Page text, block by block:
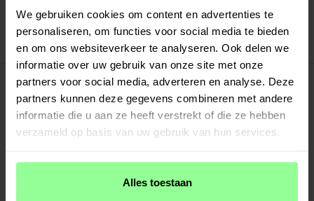
We gebruiken cookies om content en advertenties te
personaliseren, om functies voor social media te bieden
en om ons websiteverkeer te analyseren. Ook delen we
informatie over uw gebruik van onze site met onze
partners voor social media, adverteren en analyse. Deze
partners kunnen deze gegevens combineren met andere
informatie die u aan ze heeft verstrekt of die ze hebben
verzameld op basis van uw gebruik van hun services.
Alles toestaan
Art number:24546
PRODUCTBESCHRIJVING
Screenprotector van tempered glas voor Samsung Galaxy A70. Deze
screenprotector is bestand tegen meer stoten dan traditionele plastic
barsten op en aan het scherm.
Gemaakt van echt glas met zeer hoge helderheid. Het glas is slechts 0,3 mm dun
- bijna onmerkbaar als het over het scherm van de telefoon wordt geplaatst.